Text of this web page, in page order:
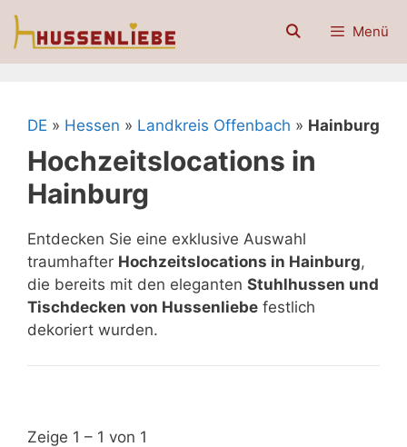
Zum
Inhalt
Menü
DE » Hessen » Landkreis Offenbach » Hainburg
Hochzeitslocations in
Hainburg
Entdecken Sie eine exklusive Auswahl
traumhafter Hochzeitslocations in Hainburg,
die bereits mit den eleganten Stuhlhussen und
Tischdecken von Hussenliebe festlich
dekoriert wurden.
Zeige 1 – 1 von 1